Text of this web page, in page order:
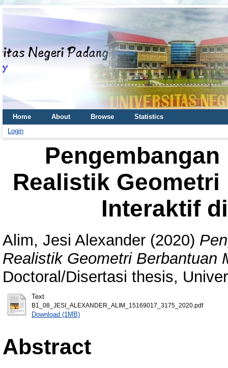
Home About Browse
Statistics
Login
Realistik
Interaktif
Alim, Jesi Alexander (2020)
Realistik Geometri Berbantuan
Doctoral/Disertasi thesis,
Text
B1_08_JESI_ALEXANDER_ALIM_15169017_3175_2020.pdf
Download (1MB)
Abstract